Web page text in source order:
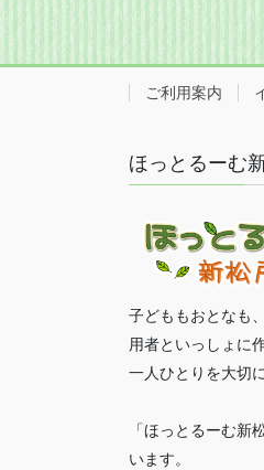
ジ
送
ご利用案内
ほっとるーむ
子どももおとなも
用者といっしょに
一人ひとりを大切
「ほっとるーむ新
います。